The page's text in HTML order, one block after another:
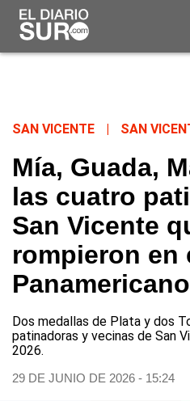
SAN VICENTE SAN
Mía, Guada,
las cuatro
San Vicente
rompieron en
Panamericano
Dos medallas de Plata y dos
patinadoras y vecinas de San
2026.
29 DE JUNIO DE 2026 - 15:24